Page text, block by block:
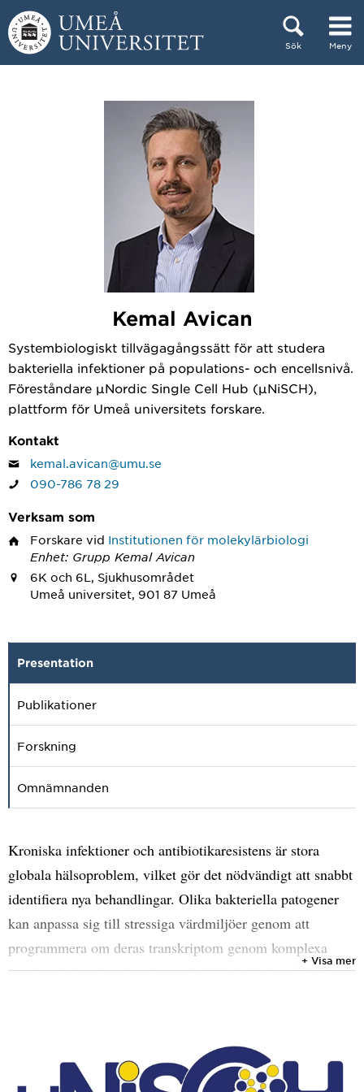
Hoppa direkt till innehållet
Sök Meny
Kemal Avican
Systembiologiskt tillvägagångssätt för att studera
bakteriella infektioner på populations- och encellsnivå.
Föreståndare µNordic Single Cell Hub (µNiSCH),
plattform för Umeå universitets forskare.
Kontakt
kemal.avican@umu.se
090-786 78 29
Verksam som
Forskare vid Institutionen för molekylärbiologi
Enhet: Grupp Kemal Avican
6K och 6L, Sjukhusområdet
Umeå universitet, 901 87 Umeå
Presentation
Publikationer
Forskning
Omnämnanden
Kroniska infektioner och antibiotikaresistens är stora
globala hälsoproblem, vilket gör det nödvändigt att snabbt
identifiera nya behandlingar. Olika bakteriella patogener
kan anpassa sig till stressiga värdmiljöer genom att
programmera om deras transkriptom genom komplexa
regulatoriska nätverk och upprätthålla infektion. Därför
kunskap om bakteriella vävnadsanpassningsmekanismer
och identifiera genprodukter som kan fungera som
+ Visa mer